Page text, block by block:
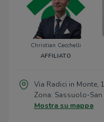
Christian Cecchelli
AFFILIATO
Via Radici in Monte,
Zona: Sassuolo-San
Mostra su mappa